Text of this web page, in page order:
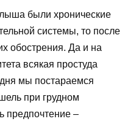
были хронические
системы, то после
обострения. Да и на
всякая простуда
мы постараемся
при грудном
предпочтение –